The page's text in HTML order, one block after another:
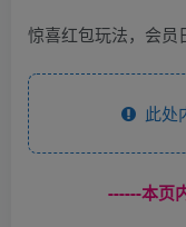
惊喜红包玩法，会员
此处
------本页